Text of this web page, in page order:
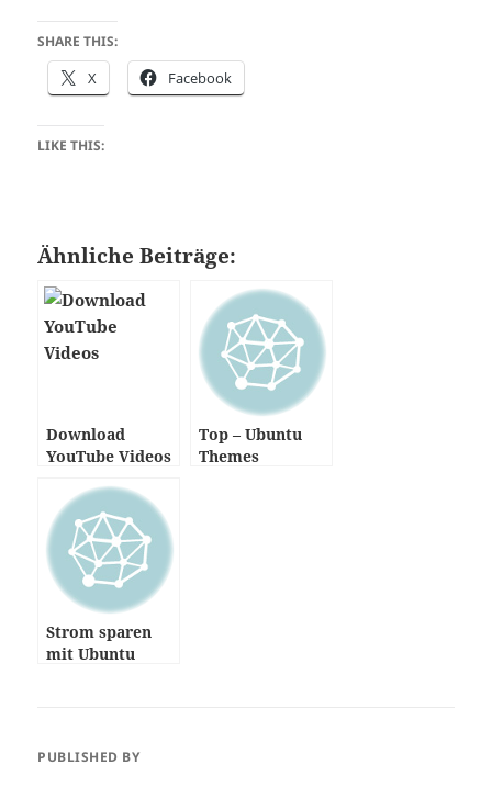
SHARE THIS:
X Facebook
LIKE THIS:
Ähnliche Beiträge:
Download
YouTube Videos
Top – Ubuntu
Themes
Strom sparen
mit Ubuntu
PUBLISHED BY